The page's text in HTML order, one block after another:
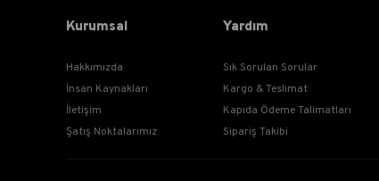
Kurumsal
Hakkımızda
İnsan Kaynakları
İletişim
Şatış Noktalarımız
Yardım
Sık Sorulan Sorular
Kargo & Teslimat
Kapıda Ödeme Talimatları
Sipariş Takibi